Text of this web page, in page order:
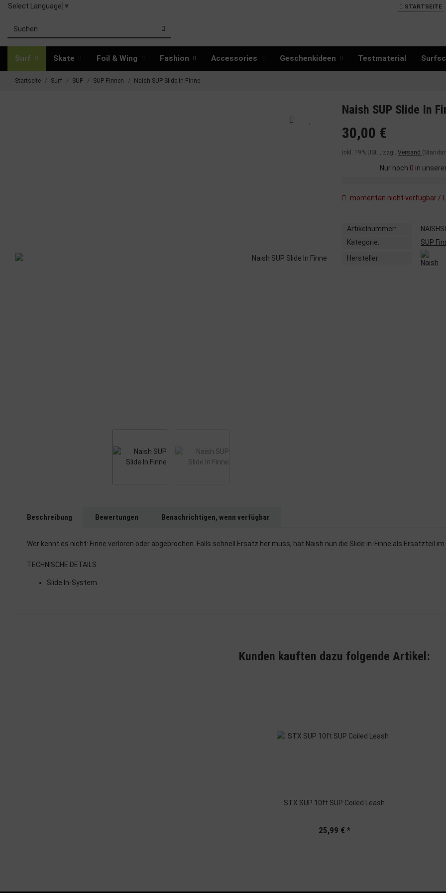
Select Language ▼ STARTSEITE
Surf Skate Foil & Wing Fashion Accessories Geschenkideen Testmaterial
Startseite Surf SUP SUP Finnen Naish SUP Slide In Finne
Naish SUP Slide In
30,00 €
inkl. 19% USt. , zzgl. Versand
Nur noch 0 in
momentan nicht verfügbar /
Artikelnummer:
Kategorie:
SUP
Hersteller:
Beschreibung Bewertungen Benachrichtigen, wenn verfügbar
Wer kennt es nicht: Finne verloren oder abgebrochen. Falls schnell Ersatz her muss, hat Naish nun die Slide in-Finne als Ersatzteil
TECHNISCHE DETAILS
Slide In-System
Kunden kauften dazu folgende Artikel:
STX SUP 10ft SUP Coiled Leash
25,99 € *